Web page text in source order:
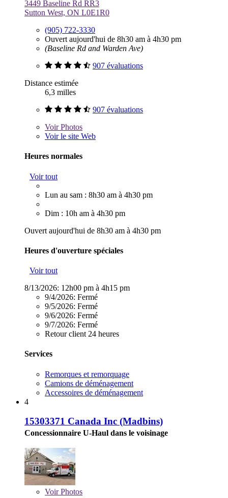
3449 Baseline Rd RR3
Sutton West, ON L0E1R0
(905) 722-3330
Ouvert aujourd'hui de 8h30 am à 4h30 pm
(Baseline Rd and Warden Ave)
907 évaluations
Distance estimée
6,3 milles
907 évaluations
VoirPhotos
Voir le site Web
Heures normales
Voir tout
Lun au sam : 8h30 am à 4h30 pm
Dim : 10h am à 4h30 pm
Ouvert aujourd'hui de 8h30 am à 4h30 pm
Heures d'ouverture spéciales
Voir tout
8/13/2026: 12h00 pm à 4h15 pm
9/4/2026: Fermé
9/5/2026: Fermé
9/6/2026: Fermé
9/7/2026: Fermé
Retour client 24 heures
Services
Remorques et remorquage
Camions de déménagement
Accessoires de déménagement
4
15303371 Canada Inc (Madbins)
Concessionnaire U-Haul dans le voisinage
VoirPhotos